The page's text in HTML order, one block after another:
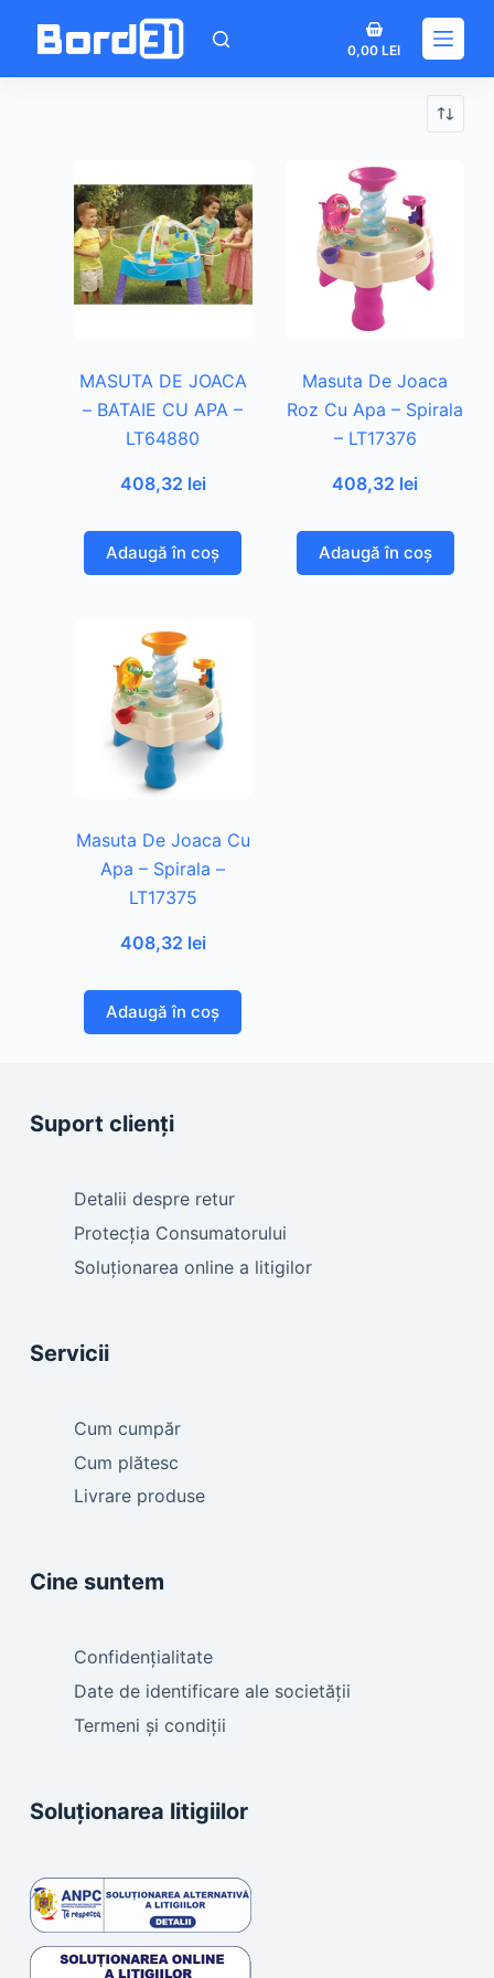
Coș
de
cumpărături
0,00LEI
MASUTA DE JOACA
– BATAIE CU APA –
LT64880
408,32 lei
Adaugă în coș
Masuta De Joaca
Roz Cu Apa – Spirala
– LT17376
408,32 lei
Adaugă în coș
Masuta De Joaca Cu
Apa – Spirala –
LT17375
408,32 lei
Adaugă în coș
Suport clienți
Detalii despre retur
Protecția Consumatorului
Soluționarea online a litigilor
Servicii
Cum cumpăr
Cum plătesc
Livrare produse
Cine suntem
Confidențialitate
Date de identificare ale societății
Termeni și condiții
Soluționarea litigiilor